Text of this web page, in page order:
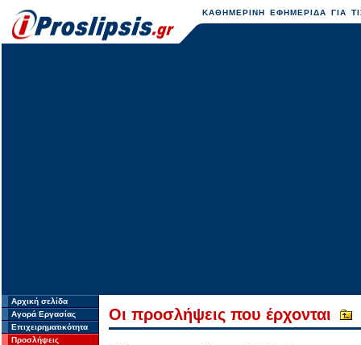
ΚΑΘΗΜΕΡΙΝΗ ΕΦΗΜΕΡΙΔΑ ΓΙΑ
Αρχική σελίδα
Αγορά Εργασίας
Επιχειρηματικότητα
Προσλήψεις
Οι προσλήψεις που έρχονται